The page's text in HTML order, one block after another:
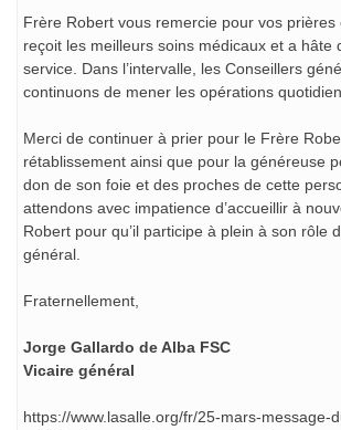
Frère Robert vous remercie pour vos
reçoit les meilleurs soins médicaux et a hâte
service. Dans l’intervalle, les Conseillers
continuons de mener les opérations
Merci de continuer à prier pour le Frère
rétablissement ainsi que pour la généreuse
don de son foie et des proches de cette
attendons avec impatience d’accueillir à
Robert pour qu’il participe à plein à son rôle
général.
Fraternellement,
Jorge Gallardo de Alba FSC
Vicaire général
https://www.lasalle.org/fr/25-mars-message-